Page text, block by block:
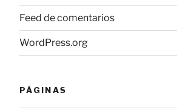
Feed de comentarios
WordPress.org
PÁGINAS